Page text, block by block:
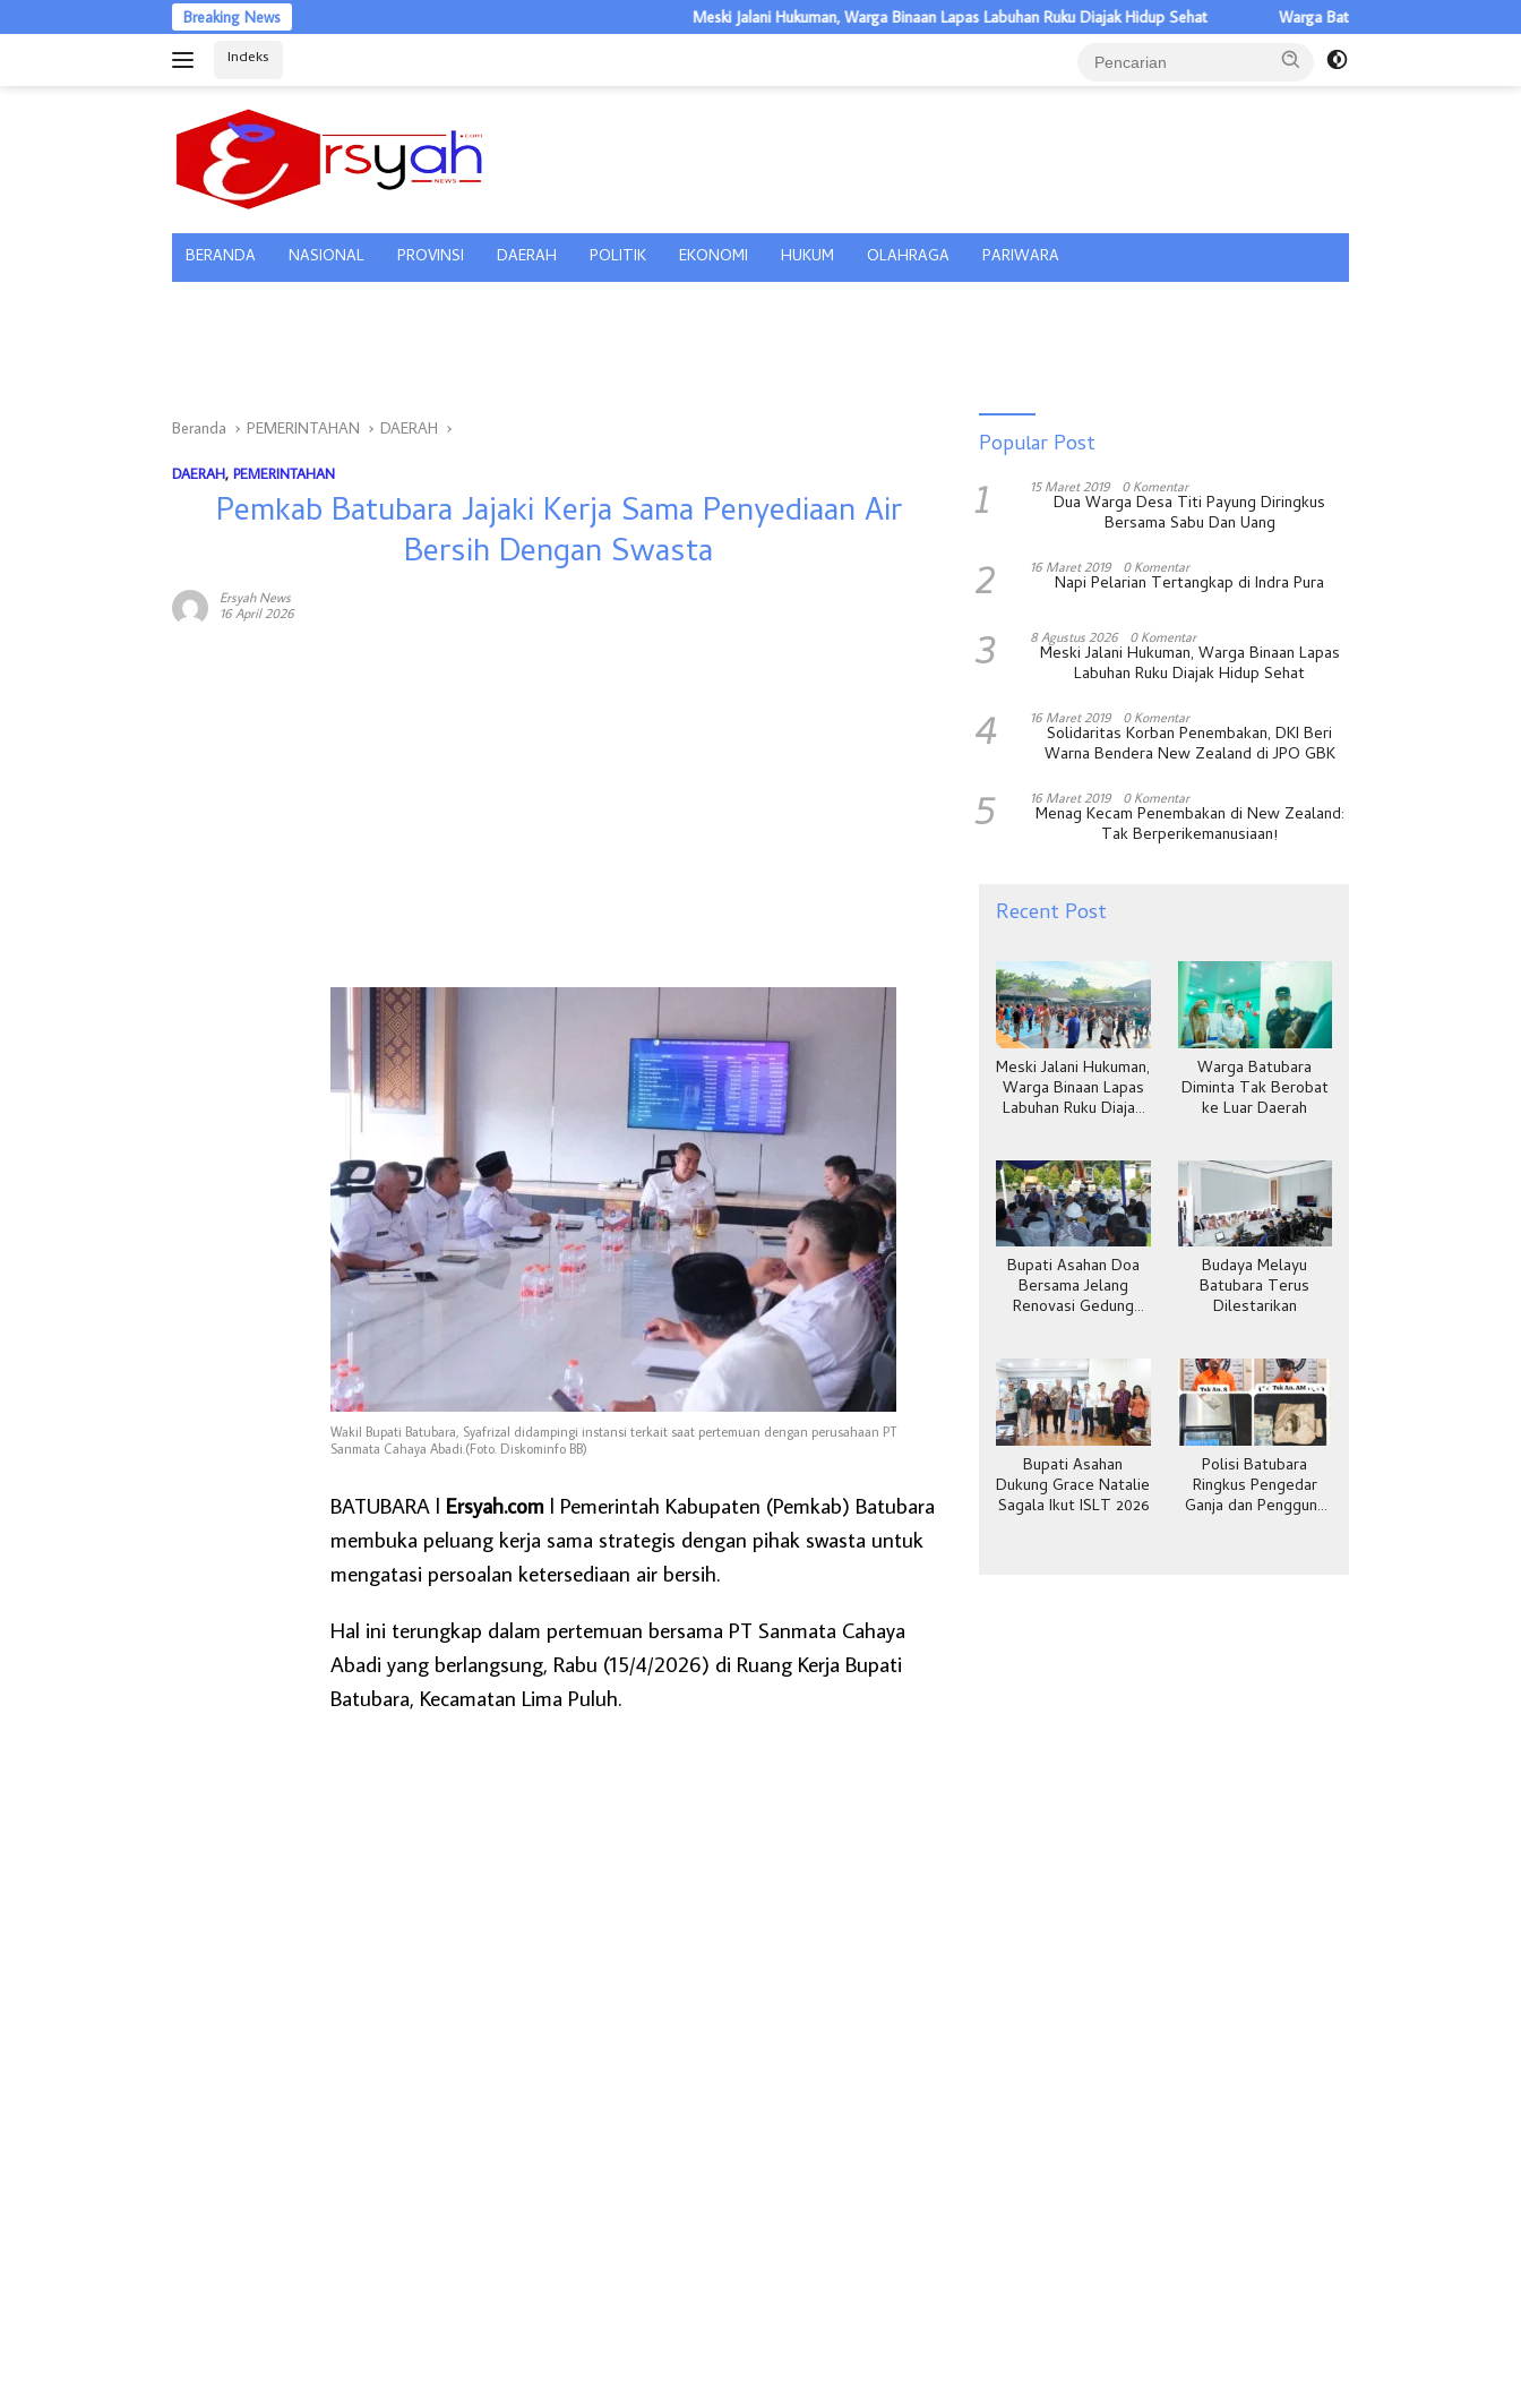
Breaking News Meski Jalani Hukuman, Warga Binaan Lapas Labuhan Ruku Diajak Hidup Sehat Warga Batubara Diminta Tak Berobat ke Luar
Indeks
BERANDA NASIONAL PROVINSI DAERAH POLITIK EKONOMI HUKUM OLAHRAGA PARIWARA
Beranda PEMERINTAHAN DAERAH
DAERAH, PEMERINTAHAN
Pemkab Batubara Jajaki Kerja Sama Penyediaan Air
Bersih Dengan Swasta
Ersyah News
16 April 2026
Wakil Bupati Batubara, Syafrizal didampingi instansi terkait saat pertemuan dengan perusahaan PT
Sanmata Cahaya Abadi.(Foto. Diskominfo BB)
BATUBARA l Ersyah.com l Pemerintah Kabupaten (Pemkab) Batubara
membuka peluang kerja sama strategis dengan pihak swasta untuk
mengatasi persoalan ketersediaan air bersih.
Hal ini terungkap dalam pertemuan bersama PT Sanmata Cahaya
Abadi yang berlangsung, Rabu (15/4/2026) di Ruang Kerja Bupati
Batubara, Kecamatan Lima Puluh.
Popular Post
1 15 Maret 2019 0 Komentar
Dua Warga Desa Titi Payung Diringkus
Bersama Sabu Dan Uang
2 16 Maret 2019 0 Komentar
Napi Pelarian Tertangkap di Indra Pura
3 8 Agustus 2026 0 Komentar
Meski Jalani Hukuman, Warga Binaan Lapas
Labuhan Ruku Diajak Hidup Sehat
4 16 Maret 2019 0 Komentar
Solidaritas Korban Penembakan, DKI Beri
Warna Bendera New Zealand di JPO GBK
5 16 Maret 2019 0 Komentar
Menag Kecam Penembakan di New Zealand:
Tak Berperikemanusiaan!
Recent Post
Meski Jalani Hukuman,
Warga Binaan Lapas
Labuhan Ruku Diajak
Warga Batubara
Diminta Tak Berobat
ke Luar Daerah
Bupati Asahan Doa
Bersama Jelang
Renovasi Gedung
Budaya Melayu
Batubara Terus
Dilestarikan
Bupati Asahan
Dukung Grace Natalie
Sagala Ikut ISLT 2026
Polisi Batubara
Ringkus Pengedar
Ganja dan Pengguna